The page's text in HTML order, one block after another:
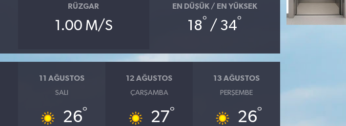
RÜZGAR
1.00 M/S
EN DÜŞÜK / EN YÜKSEK
18° / 34°
11 AĞUSTOS
SALI
26°
12 AĞUSTOS
ÇARŞAMBA
27°
13 AĞUSTOS
PERŞEMBE
26°